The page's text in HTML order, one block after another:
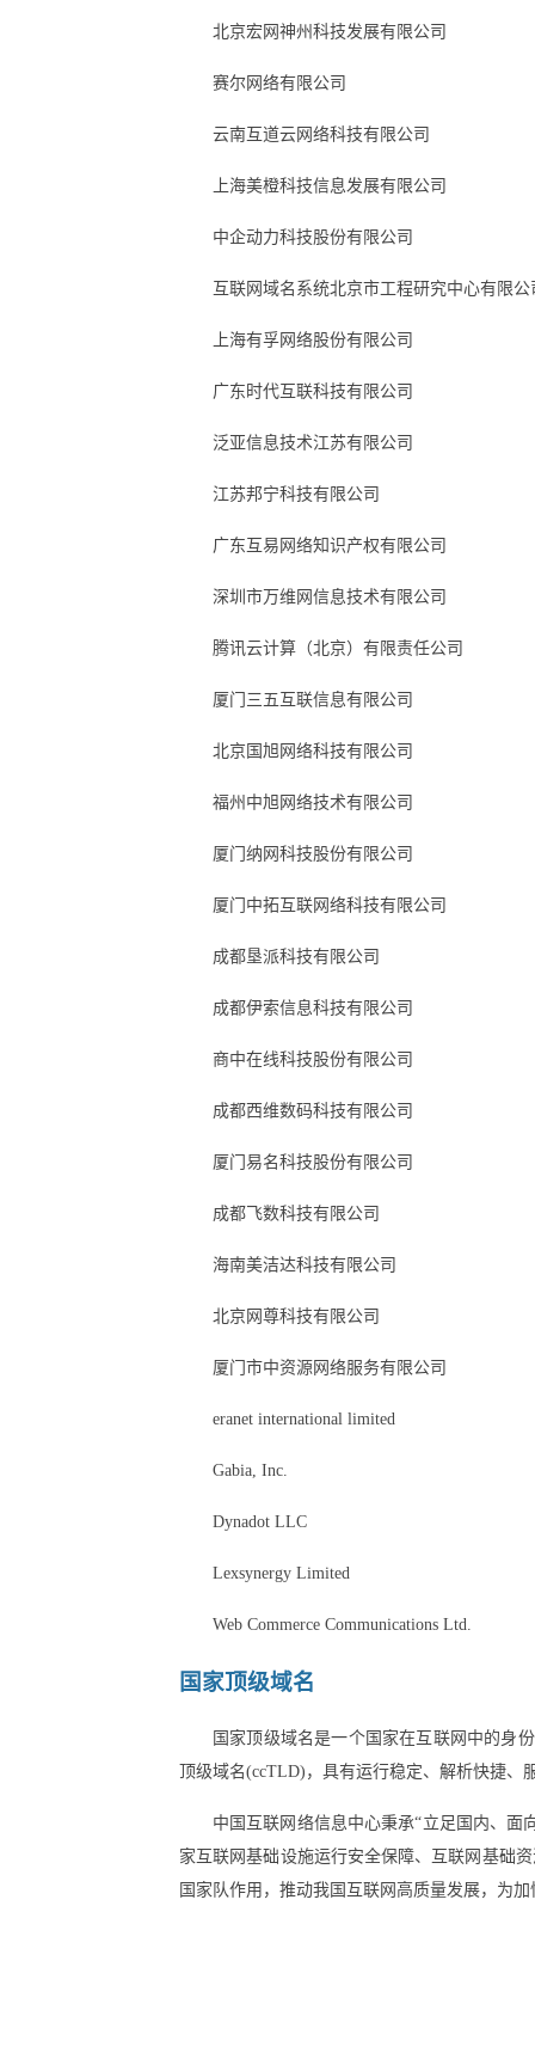
北京宏网神州科技发展有限公司
赛尔网络有限公司
云南互道云网络科技有限公司
上海美橙科技信息发展有限公司
中企动力科技股份有限公司
互联网域名系统北京市工程研究中心有限公
上海有孚网络股份有限公司
广东时代互联科技有限公司
泛亚信息技术江苏有限公司
江苏邦宁科技有限公司
广东互易网络知识产权有限公司
深圳市万维网信息技术有限公司
腾讯云计算（北京）有限责任公司
厦门三五互联信息有限公司
北京国旭网络科技有限公司
福州中旭网络技术有限公司
厦门纳网科技股份有限公司
厦门中拓互联网络科技有限公司
成都垦派科技有限公司
成都伊索信息科技有限公司
商中在线科技股份有限公司
成都西维数码科技有限公司
厦门易名科技股份有限公司
成都飞数科技有限公司
海南美洁达科技有限公司
北京网尊科技有限公司
厦门市中资源网络服务有限公司
eranet international limited
Gabia, Inc.
Dynadot LLC
Lexsynergy Limited
Web Commerce Communications Ltd.
国家顶级域名
国家顶级域名是一个国家在互联网中的身
顶级域名(ccTLD)，具有运行稳定、解析快捷、
中国互联网络信息中心秉承“立足国内、
家互联网基础设施运行安全保障、互联网基础
国家队作用，推动我国互联网高质量发展，为